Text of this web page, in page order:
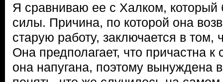
Я сравниваю ее с Халком, который
силы. Причина, по которой она
старую работу, заключается в том,
Она предполагает, что причастна
она напугана, поэтому вынуждена